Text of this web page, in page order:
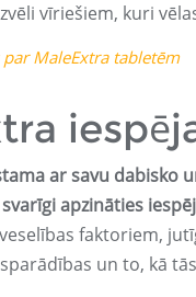
vīriešiem, kuri
par MaleExtra tabletēm
ar savu
apzināties
faktoriem,
un to, kā